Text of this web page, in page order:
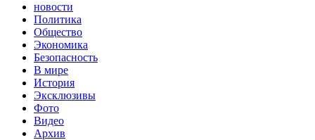
новости
Политика
Общество
Экономика
Безопасность
В мире
История
Эксклюзивы
Фото
Видео
Архив